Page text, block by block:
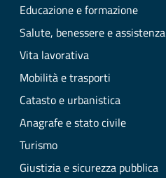
Educazione e formazione
Salute, benessere e assistenza
Vita lavorativa
Mobilità e trasporti
Catasto e urbanistica
Anagrafe e stato civile
Turismo
Giustizia e sicurezza pubblica